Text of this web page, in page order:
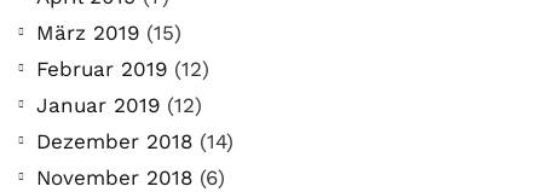
März 2019 (15)
Februar 2019 (12)
Januar 2019 (12)
Dezember 2018 (14)
November 2018 (6)